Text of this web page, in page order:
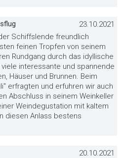
23.10.2021
Schiffslende freundlich
feinen Tropfen von seinem
Rundgang durch das idyllische
interessante und spannende
Häuser und Brunnen. Beim
erfragten und erfuhren wir auch
Abschluss in seinem Weinkeller
Weindegustation mit kaltem
diesen Anlass bestens
20.10.2021